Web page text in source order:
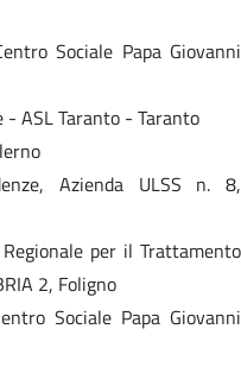
Sociale Papa Giovanni
ASL Taranto - Taranto
Azienda ULSS n. 8,
per il Trattamento
2, Foligno
Sociale Papa Giovanni